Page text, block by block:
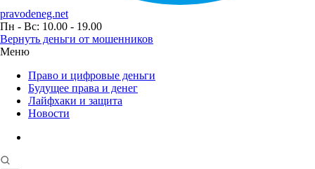
pravodeneg.net
Пн - Вс: 10.00 - 19.00
Вернуть деньги от мошенников
Меню
Право и цифровые деньги
Будущее права и денег
Лайфхаки и защита
Новости